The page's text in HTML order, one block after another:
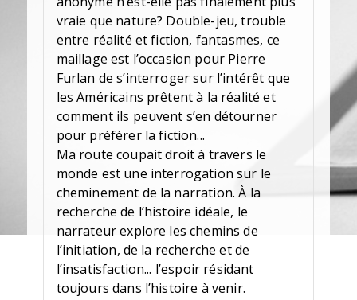
vraie que nature? Double-jeu, trouble
entre réalité et fiction, fantasmes, ce
maillage est l’occasion pour Pierre
Furlan de s’interroger sur l’intérêt que
les Américains prêtent à la réalité et
comment ils peuvent s’en détourner
pour préférer la fiction...
Ma route coupait droit à travers le
monde est une interrogation sur le
cheminement de la narration. À la
recherche de l’histoire idéale, le
narrateur explore les chemins de
l’initiation, de la recherche et de
l’insatisfaction... l’espoir résidant
toujours dans l’histoire à venir.